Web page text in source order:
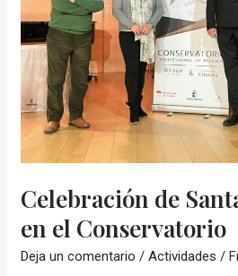
Celebración de
en el Conservatorio
Deja un comentario /Actividades /